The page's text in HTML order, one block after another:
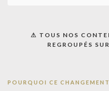
⚠ TOUS NOS
REGROUPÉS
POURQUOI CE